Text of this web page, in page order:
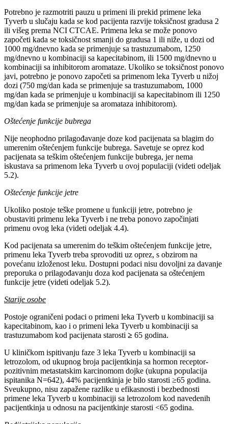
Potrebno je razmotriti pauzu u primeni ili prekid primene leka
Tyverb u slučaju kada se kod pacijenta razvije toksičnost gradusa 2
ili višeg prema NCI CTCAE. Primena leka se može ponovo
započeti kada se toksičnost smanji do gradusa 1 ili niže, u dozi od
1000 mg/dnevno kada se primenjuje sa trastuzumabom, 1250
mg/dnevno u kombinaciji sa kapecitabinom, ili 1500 mg/dnevno u
kombinaciji sa inhibitorom aromataze. Ukoliko se toksičnost ponovo
javi, potrebno je ponovo započeti sa primenom leka Tyverb u nižoj
dozi (750 mg/dan kada se primenjuje sa trastuzumabom, 1000
mg/dan kada se primenjuje u kombinaciji sa kapecitabinom ili 1250
mg/dan kada se primenjuje sa aromataza inhibitorom).
Oštećenje funkcije bubrega
Nije neophodno prilagođavanje doze kod pacijenata sa blagim do
umerenim oštećenjem funkcije bubrega. Savetuje se oprez kod
pacijenata sa teškim oštećenjem funkcije bubrega, jer nema
iskustava sa primenom leka Tyverb u ovoj populaciji (videti odeljak
5.2).
Oštećenje funkcije jetre
Ukoliko postoje teške promene u funkciji jetre, potrebno je
obustaviti primenu leka Tyverb i ne treba ponovo započinjati
primenu ovog leka (videti odeljak 4.4).
Kod pacijenata sa umerenim do teškim oštećenjem funkcije jetre,
primenu leka Tyverb treba sprovoditi uz oprez, s obzirom na
povećanu izloženost leku. Dostupni podaci nisu dovoljni za davanje
preporuka o prilagođavanju doza kod pacijenata sa oštećenjem
funkcije jetre (videti odeljak 5.2).
Starije osobe
Postoje ograničeni podaci o primeni leka Tyverb u kombinaciji sa
kapecitabinom, kao i o primeni leka Tyverb u kombinaciji sa
trastuzumabom kod pacijenata starosti ≥ 65 godina.
U kliničkom ispitivanju faze 3 leka Tyverb u kombinaciji sa
letrozolom, od ukupnog broja pacijentkinja sa hormon receptor-
pozitivnim metastatskim karcinomom dojke (ukupna populacija
ispitanika N=642), 44% pacijentkinja je bilo starosti ≥65 godina.
Sveukupno, nisu zapažene razlike u efikasnosti i bezbednosti
primene leka Tyverb u kombinaciji sa letrozolom kod navedenih
pacijentkinja u odnosu na pacijentkinje starosti <65 godina.